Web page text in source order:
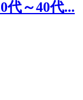
代～40代...